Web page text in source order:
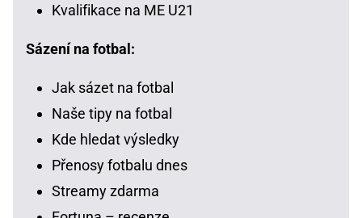
Kvalifikace na ME U21
Sázení na fotbal:
Jak sázet na fotbal
Naše tipy na fotbal
Kde hledat výsledky
Přenosy fotbalu dnes
Streamy zdarma